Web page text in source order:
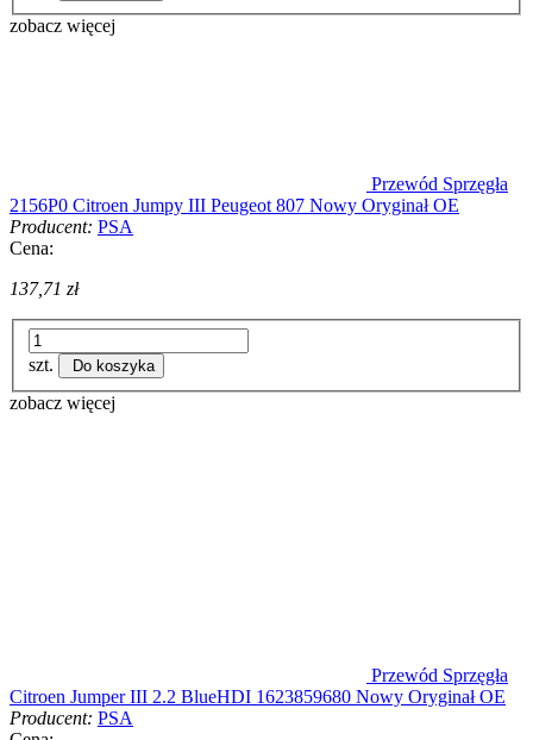
zobacz więcej
Przewód Sprzęgła
2156P0 Citroen Jumpy III Peugeot 807 Nowy Oryginał OE
Producent: PSA
Cena:
137,71 zł
szt. Do koszyka
zobacz więcej
Przewód Sprzęgła
Citroen Jumper III 2.2 BlueHDI 1623859680 Nowy Oryginał OE
Producent: PSA